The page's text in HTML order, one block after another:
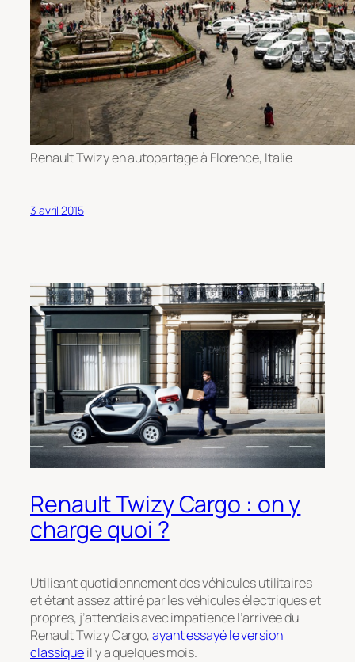
Renault Twizy en autopartage à Florence, Italie
3 avril 2015
Renault Twizy Cargo : on y
charge quoi ?
Utilisant quotidiennement des véhicules utilitaires
et étant assez attiré par les véhicules électriques et
propres, j’attendais avec impatience l’arrivée du
Renault Twizy Cargo,ayant essayé le version
classiqueil y a quelques mois.